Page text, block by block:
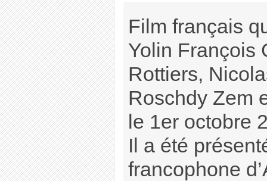
Film français
Yolin François
Rottiers,
Roschdy Zem
le 1er octobre
Il a été
francophone